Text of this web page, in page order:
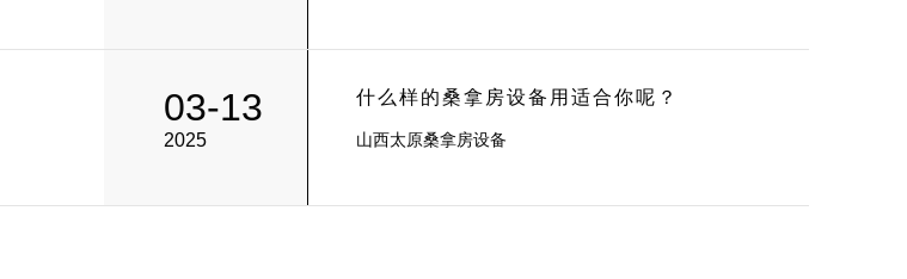
03-13
2025
什么样的桑拿房设备用适合你呢？
山西太原桑拿房设备